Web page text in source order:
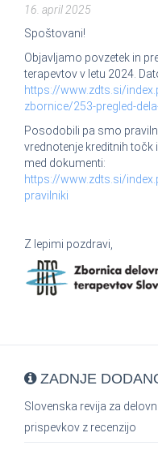
16. april 2025
Spoštovani!
Objavljamo povzetek in
terapevtov v letu 2024.
https://www.zdts.si/
zbornice/253-pregled-
Posodobili pa smo
vrednotenje kreditnih točk
med dokumenti:
https://www.zdts.si/
pravilniki
Z lepimi pozdravi,
ZADNJE
Slovenska revija za
prispevkov z recenzijo